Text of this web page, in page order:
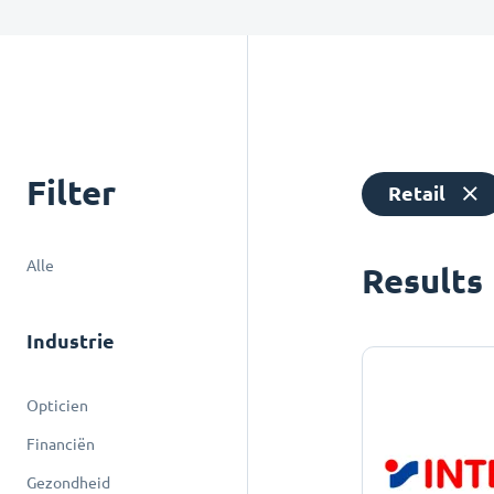
Filter
Alle
Industrie
Opticien
Financiën
Gezondheid
Retail
Results